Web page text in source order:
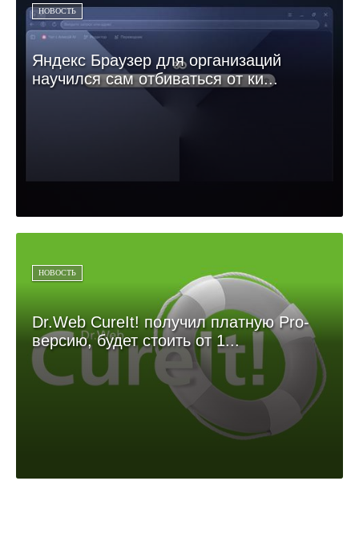
НОВОСТЬ
Яндекс Браузер для организаций
научился сам отбиваться от ки...
НОВОСТЬ
Dr.Web CureIt! получил платную Pro-
версию, будет стоить от 1...